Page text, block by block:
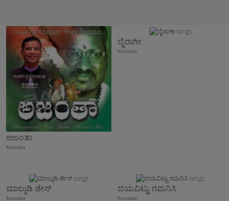
ಅಜಂತಾ
Kannada
ಬೈರಾಗೀ
Kannada
ಮಾಲ್ಗುಡಿ ಡೇಸ್
Kannada
ದಯವಿಟ್ಟು ಗಮನಿಸಿ
Kannada